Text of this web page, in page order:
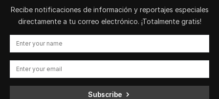
Recibe notificaciones de información y reportajes especiales
directamente a tu correo electrónico. ¡Totalmente gratis!
Subscribe